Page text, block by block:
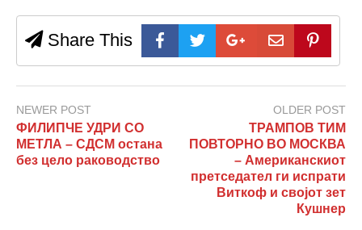
Share This
NEWER POST
ФИЛИПЧЕ УДРИ СО
МЕТЛА – СДСМ остана
без цело раководство
OLDER POST
ТРАМПОВ ТИМ
ПОВТОРНО ВО МОСКВА
– Американскиот
претседател ги испрати
Виткоф и својот зет
Кушнер